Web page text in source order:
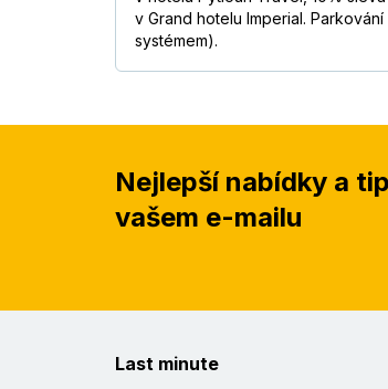
v Grand hotelu Imperial.
systémem).
Nejlepší nabídky a
vašem e-mailu
Last minute